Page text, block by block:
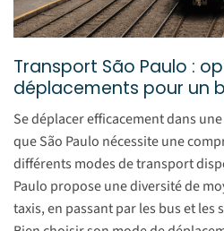
Transport São Paulo :
déplacements pour un
Se déplacer efficacement dans
que São Paulo nécessite une
différents modes de transport
Paulo propose une diversité de
taxis, en passant par les bus et les